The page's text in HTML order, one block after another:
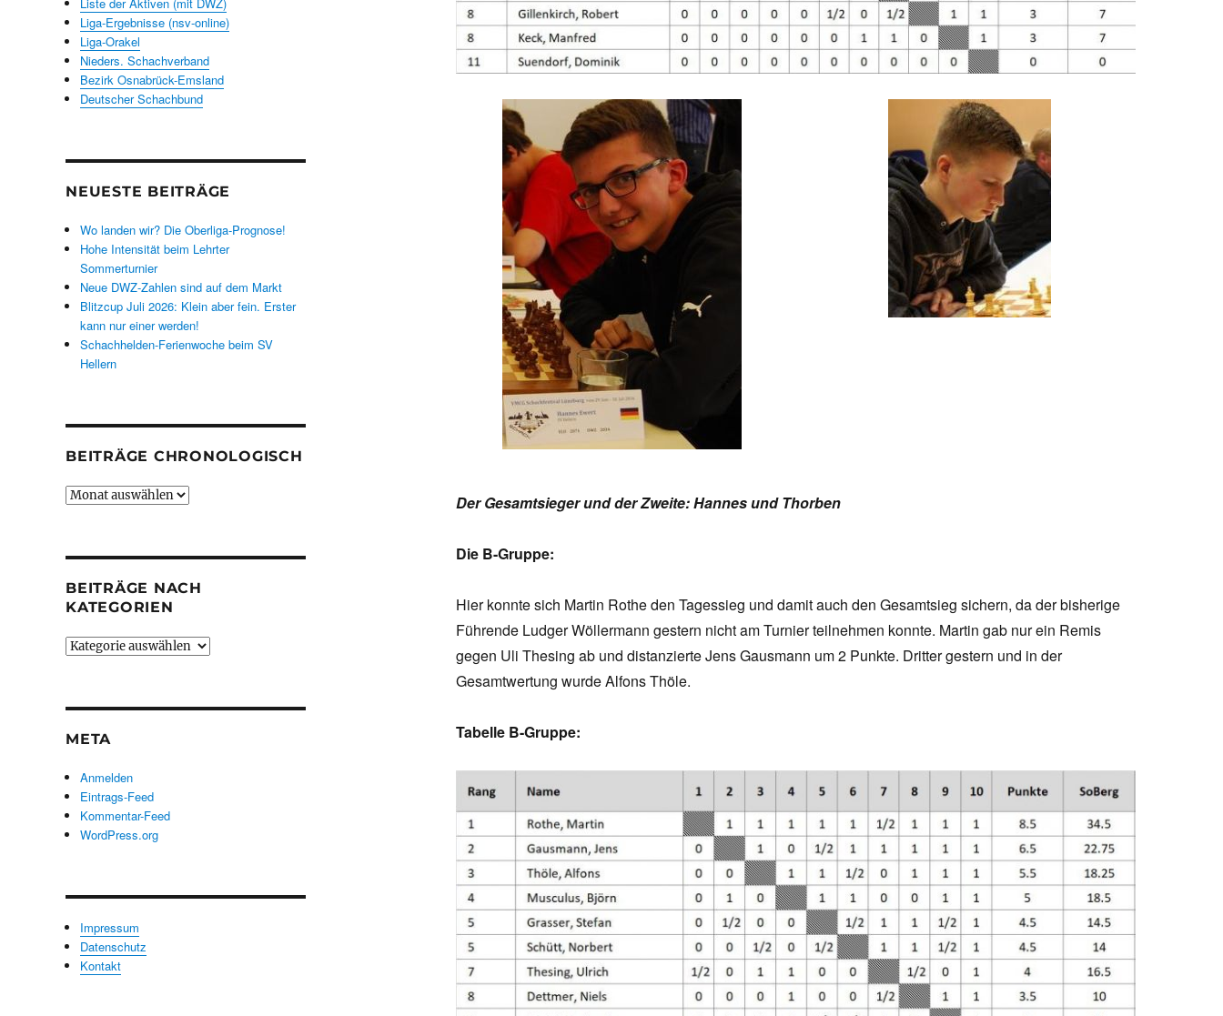
Der Gesamtsieger und der Zweite: Hannes und Thorben
Die B-Gruppe:
Hier konnte sich Martin Rothe den Tagessieg und damit auch den Gesamtsieg sichern, da der bisherige
Führende Ludger Wöllermann gestern nicht am Turnier teilnehmen konnte. Martin gab nur ein Remis
gegen Uli Thesing ab und distanzierte Jens Gausmann um 2 Punkte. Dritter gestern und in der
Gesamtwertung wurde Alfons Thöle.
Tabelle B-Gruppe:
Liga-Ergebnisse (nsv-online)
Liga-Orakel
Nieders. Schachverband
Bezirk Osnabrück-Emsland
Deutscher Schachbund
NEUESTE BEITRÄGE
Wo landen wir? Die Oberliga-Prognose!
Hohe Intensität beim Lehrter
Sommerturnier
Neue DWZ-Zahlen sind auf dem Markt
Blitzcup Juli 2026: Klein aber fein. Erster
kann nur einer werden!
Schachhelden-Ferienwoche beim SV
Hellern
BEITRÄGE CHRONOLOGISCH
Beiträge
BEITRÄGE NACH
KATEGORIEN
Beiträge
META
Anmelden
Eintrags-Feed
Kommentar-Feed
WordPress.org
Impressum
Datenschutz
Kontakt